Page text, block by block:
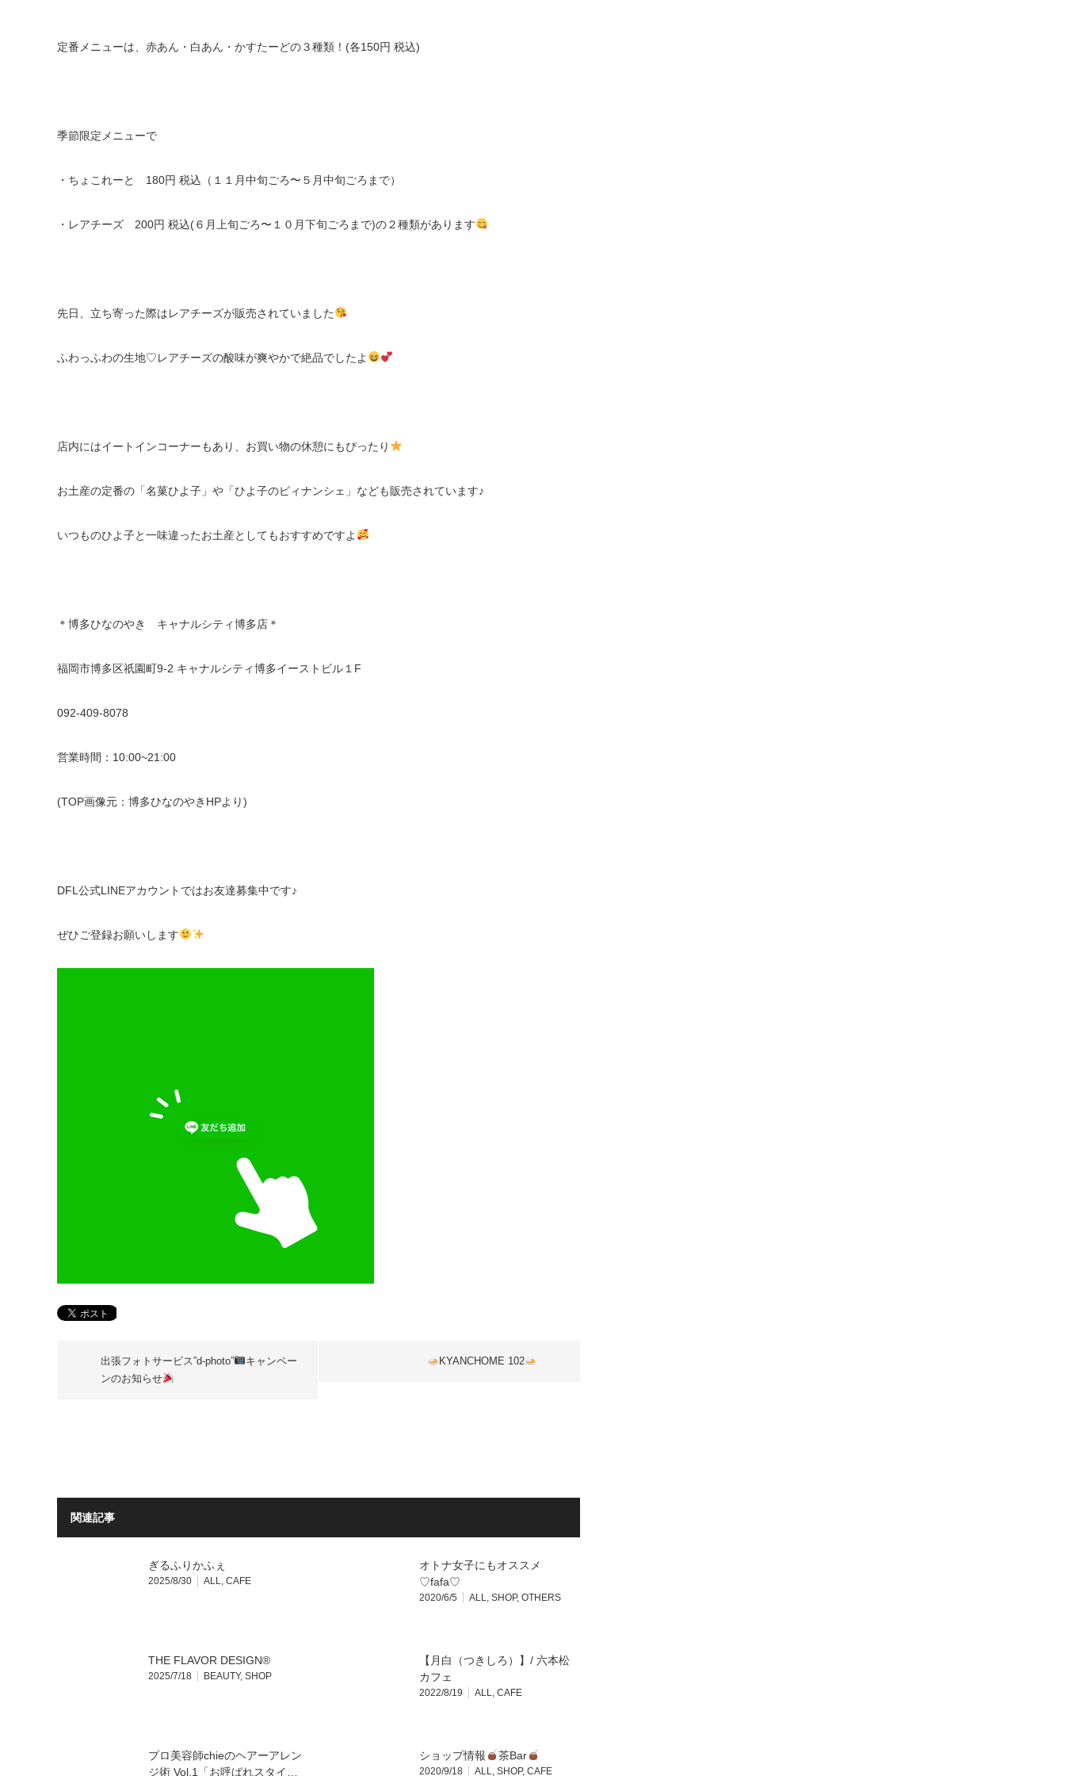
定番メニューは、赤あん・白あん・かすたーどの３種類！(各150円 税込)
季節限定メニューで
・ちょこれーと 180円 税込（１１月中旬ごろ〜５月中旬ごろまで）
・レアチーズ 200円 税込(６月上旬ごろ〜１０月下旬ごろまで)の２種類があります
先日、立ち寄った際はレアチーズが販売されていました
ふわっふわの生地♡レアチーズの酸味が爽やかで絶品でしたよ
店内にはイートインコーナーもあり、お買い物の休憩にもぴったり
お土産の定番の「名菓ひよ子」や「ひよ子のピィナンシェ」なども販売されています♪
いつものひよ子と一味違ったお土産としてもおすすめですよ
＊博多ひなのやき キャナルシティ博多店＊
福岡市博多区祇園町9-2 キャナルシティ博多イーストビル１F
092-409-8078
営業時間：10:00~21:00
(TOP画像元：博多ひなのやきHPより)
DFL公式LINEアカウントではお友達募集中です♪
ぜひご登録お願いします
出張フォトサービス”d-photo”
キャンペー
ンのお知らせ
KYANCHOME 102
関連記事
ぎるふりかふぇ
2025/8/30 ALL, CAFE
オトナ女子にもオススメ
♡fafa♡
2020/6/5 ALL, SHOP, OTHERS
THE FLAVOR DESIGN®︎
2025/7/18 BEAUTY, SHOP
【月白（つきしろ）】/ 六本松
カフェ
2022/8/19 ALL, CAFE
プロ美容師chieのヘアーアレン
ジ術 Vol.1「お呼ばれスタイ…
ショップ情報 茶Bar
2020/9/18 ALL, SHOP, CAFE